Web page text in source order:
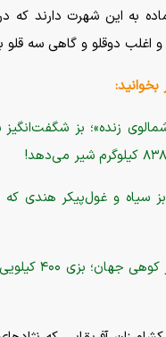
به این شهرت دارند که
دوقلو و گاهی سه قلو
زنده»؛ بز
بز سیاه و غول‌پیکر هندی که
«بانگو»